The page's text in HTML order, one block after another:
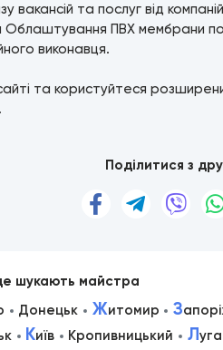
вакансій та послуг від
ПВХ мембрани по
виконавця.
та користуйтеся
Поділитися з
шукають майстра
Донецьк Житомир З
Київ Кропивницький Л